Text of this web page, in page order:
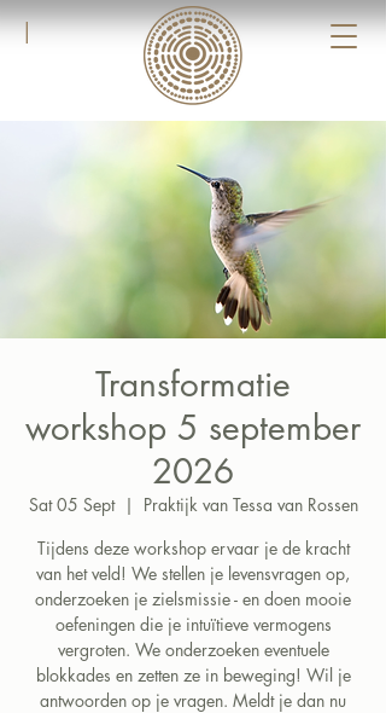
|
Transformatie
workshop 5 september
2026
Sat 05 Sept
  |
Praktijk van Tessa van Rossen
Tijdens deze workshop ervaar je de kracht
van het veld! We stellen je levensvragen op,
onderzoeken je zielsmissie - en doen mooie
oefeningen die je intuïtieve vermogens
vergroten. We onderzoeken eventuele
blokkades en zetten ze in beweging! Wil je
antwoorden op je vragen. Meldt je dan nu